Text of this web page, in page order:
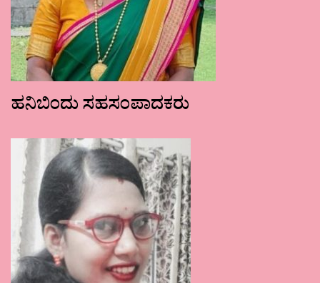
ಹನಿಬಿಂದು ಸಹಸಂಪಾದಕರು